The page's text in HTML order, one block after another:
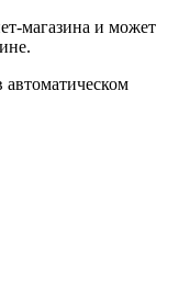
магазина и может
автоматическом